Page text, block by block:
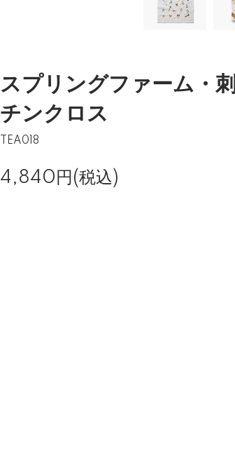
スプリングファーム・
チンクロス
TEA018
4,840円(税込)